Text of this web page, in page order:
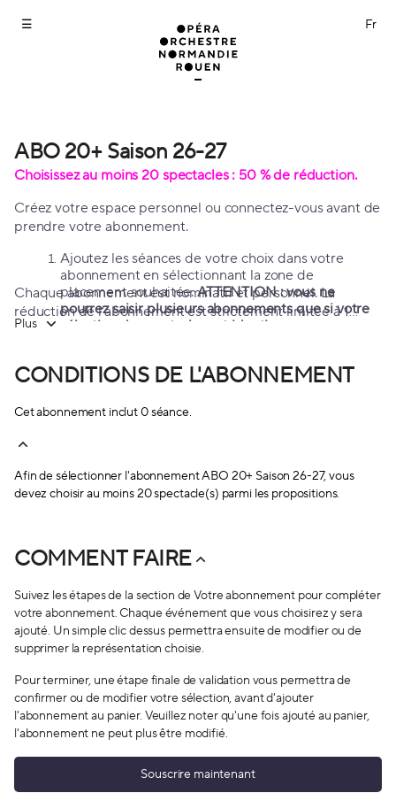
[ABO
Opéra
Orchestre
Normandie
Rouen
ABO
20+
26-
27
ABO 20+ Saison 26-27
Choisissez au moins 20 spectacles : 50 % de réduction.
Créez votre espace personnel ou connectez-vous avant de
prendre votre abonnement.
Ajoutez les séances de votre choix dans votre
abonnement en sélectionnant la zone de
placement souhaitée.ATTENTION : vous ne
pourrez saisir plusieurs abonnements que si votre
sélection de spectacles est identique.
Après avoir validé vos spectacles, vous pourrez
Récapitulatif.
Il ne vous reste plus qu’à procéder au règlement de
votre commande.
Chaque abonnement est nominatif et personnel. La
réduction de l'abonnement est strictement limitée à 1
place par abonné et par spectacle.
Plus
CONDITIONS DE L'ABONNEMENT
Cet abonnement inclut 0 séance.
Afin de sélectionner l'abonnementABO 20+ Saison 26-27, vous
devez choisir au moins 20 spectacle(s) parmi les propositions.
COMMENT FAIRE
Suivez les étapes de la section de Votre abonnement pour compléter
votre abonnement. Chaque événement que vous choisirez y sera
ajouté. Un simple clic dessus permettra ensuite de modifier ou de
supprimer la représentation choisie.
Pour terminer, une étape finale de validation vous permettra de
confirmer ou de modifier votre sélection, avant d'ajouter
l'abonnement au panier. Veuillez noter qu'une fois ajouté au panier,
l'abonnement ne peut plus être modifié.
Souscrire maintenant